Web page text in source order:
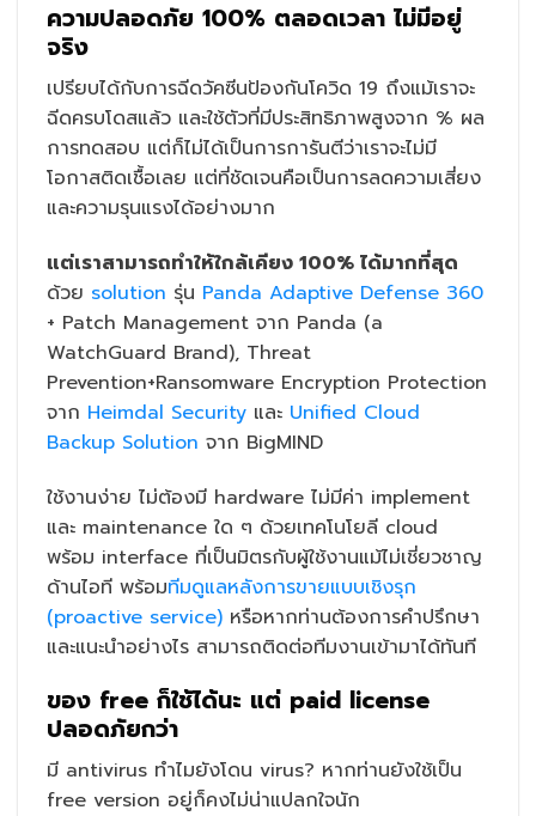
ความปลอดภัย 100% ตลอดเวลา ไม่มีอยู่
จริง
เปรียบได้กับการฉีดวัคซีนป้องกันโควิด 19 ถึงแม้เราจะ
ฉีดครบโดสแล้ว และใช้ตัวที่มีประสิทธิภาพสูงจาก % ผล
การทดสอบ แต่ก็ไม่ได้เป็นการการันตีว่าเราจะไม่มี
โอกาสติดเชื้อเลย แต่ที่ชัดเจนคือเป็นการลดความเสี่ยง
และความรุนแรงได้อย่างมาก
แต่เราสามารถทำให้ใกล้เคียง 100% ได้มากที่สุด
ด้วย solution รุ่น Panda Adaptive Defense 360
+ Patch Management จาก Panda (a
WatchGuard Brand), Threat
Prevention+Ransomware Encryption Protection
จาก Heimdal Security และ Unified Cloud
Backup Solution จาก BigMIND
ใช้งานง่าย ไม่ต้องมี hardware ไม่มีค่า implement
และ maintenance ใด ๆ ด้วยเทคโนโยลี cloud
พร้อม interface ที่เป็นมิตรกับผู้ใช้งานแม้ไม่เชี่ยวชาญ
ด้านไอที พร้อมทีมดูแลหลังการขายแบบเชิงรุก
(proactive service) หรือหากท่านต้องการคำปรึกษา
และแนะนำอย่างไร สามารถติดต่อทีมงานเข้ามาได้ทันที
ของ free ก็ใช้ได้นะ แต่ paid license
ปลอดภัยกว่า
มี antivirus ทำไมยังโดน virus? หากท่านยังใช้เป็น
free version อยู่ก็คงไม่น่าแปลกใจนัก